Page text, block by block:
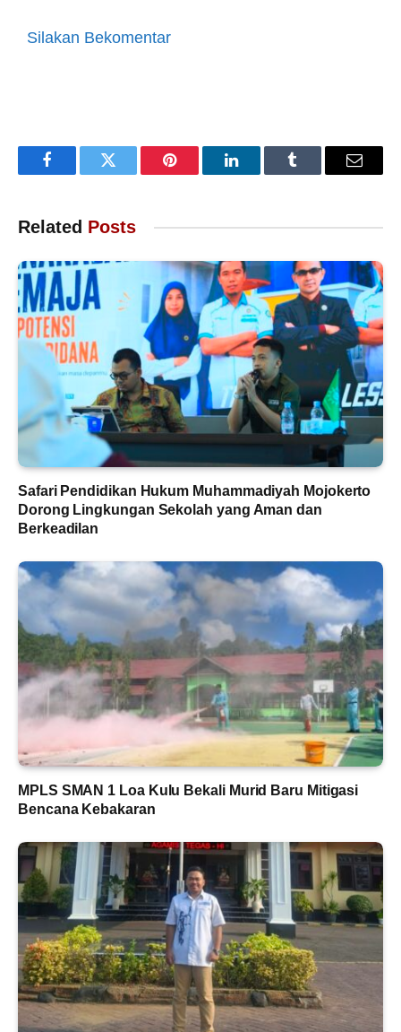
Silakan Bekomentar
FacebookTwitter Pinterest LinkedInTumblr Email
Related Posts
Safari Pendidikan Hukum Muhammadiyah Mojokerto
Dorong Lingkungan Sekolah yang Aman dan
Berkeadilan
MPLS SMAN 1 Loa Kulu Bekali Murid Baru Mitigasi
Bencana Kebakaran